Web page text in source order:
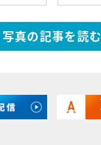
写真の記事を読む